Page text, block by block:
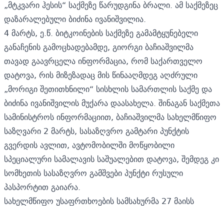
„მტკვარი ჰესის“ საქმეზე წარუდგინა ბრალი. ამ საქმეზეც
დაზარალებული ბიძინა ივანიშვილია.
4 მარტს, ე.წ. ბიტკოინების საქმეზე გამამტყუნებელი
განაჩენის გამოცხადებამდე, გიორგი ბაჩიაშვილმა
თავად გაავრცელაინფორმაცია, რომ საქართველო
დატოვა, რის მიზეზადაც მის წინააღმდეგ აღძრული
„მორიგი შეთითხნილი“ სისხლის სამართლის საქმე და
ბიძინა ივანიშვილის მუქარა დაასახელა. შინაგან საქმეთა
სამინისტროს ინფორმაციით, ბაჩიაშვილმა სახელმწიფო
საზღვარი 2 მარტს, სასაზღვრო გამტარი პუნქტის
გვერდის ავლით, ავტომობილში მოწყობილი
სპეციალური სამალავის საშუალებით დატოვა, შემდეგ კი
სომხეთის სასაზღვრო გამშვები პუნქტი რუსული
პასპორტით გაიარა.
სახელმწიფო უსაფრთხოების სამსახურმა 27 მაისს